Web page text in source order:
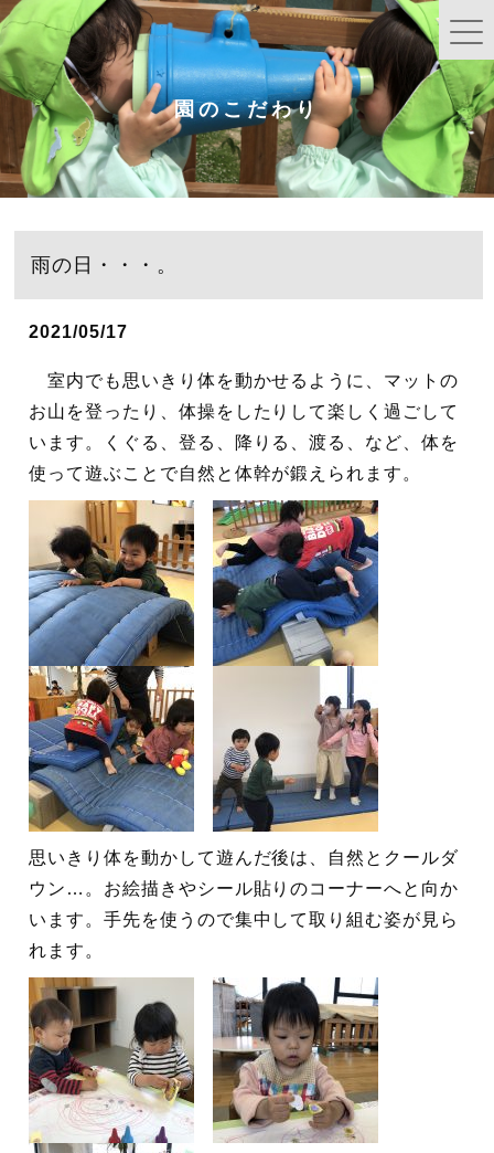
園のこだわり
雨の日・・・。
2021/05/17
室内でも思いきり体を動かせるように、マットの
お山を登ったり、体操をしたりして楽しく過ごして
います。くぐる、登る、降りる、渡る、など、体を
使って遊ぶことで自然と体幹が鍛えられます。
思いきり体を動かして遊んだ後は、自然とクールダ
ウン…。お絵描きやシール貼りのコーナーへと向か
います。手先を使うので集中して取り組む姿が見ら
れます。